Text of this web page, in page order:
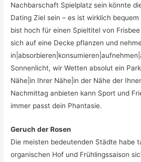
Nachbarschaft Spielplatz sein könnte
Dating Ziel sein – es ist wirklich
bist hoch für einen Spieltitel von
sich auf eine Decke pflanzen und
Sonnenlicht, wir Wetten absolut ein
Nähe|in Ihrer Nähe|in der Nähe der
Nachmittag anbieten kann Sport und
immer passt dein Phantasie.
Geruch der Rosen
Die meisten bedeutenden Städte habe
organischen Hof und Frühlingssaison